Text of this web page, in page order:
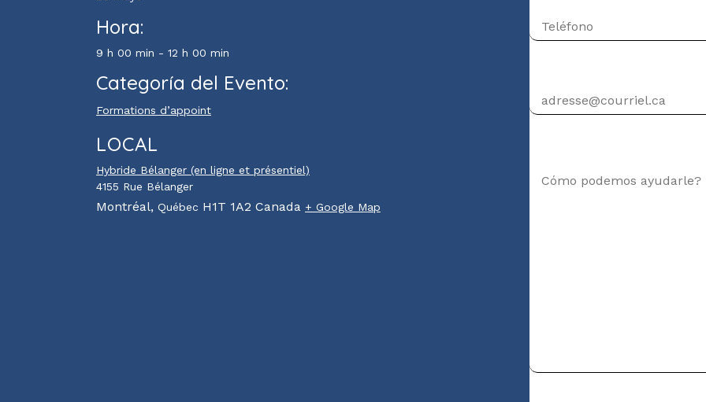
Hora:
9 h 00 min - 12 h 00 min
Categoría del Evento:
Formations d’appoint
LOCAL
Hybride Bélanger (en ligne et présentiel)
4155 Rue Bélanger
Montréal, Québec H1T 1A2 Canada + Google Map